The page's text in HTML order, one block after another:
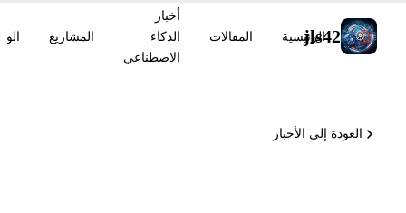
jls42
الرئيسية المقالات
أخبار
الذكاء
الاصطناعي
المشاريع
العودة إلى الأخبار